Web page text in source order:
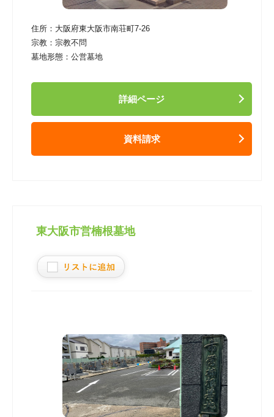
住所： 大阪府東大阪市南荘町7-26
宗教： 宗教不問
墓地形態： 公営墓地
詳細ページ
資料請求
東大阪市営楠根墓地